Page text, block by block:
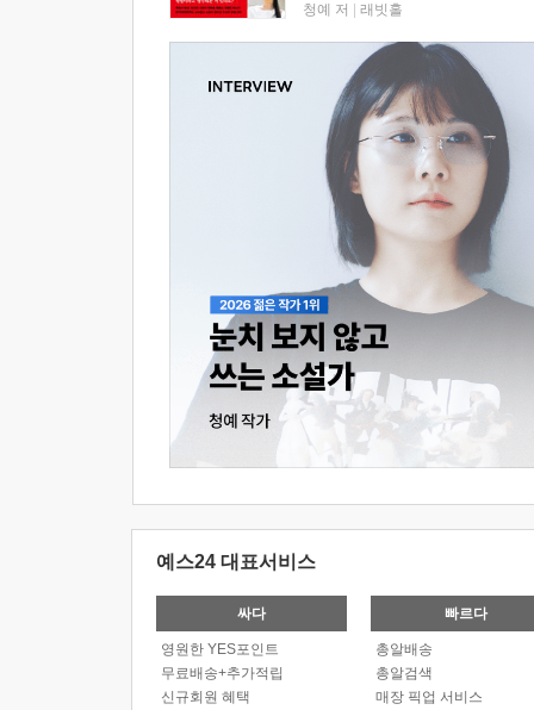
청예 저 래빗홀
예스24 대표서비스
싸다
영원한 YES포인트
무료배송+추가적립
신규회원 혜택
빠르다
총알배송
총알검색
매장 픽업 서비스